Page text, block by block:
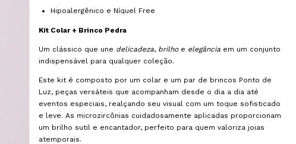
Hipoalergênico e Níquel Free
Kit Colar + Brinco Pedra
Um clássico que une delicadeza, brilhoe elegância em um conjunto
indispensável para qualquer coleção.
Este kit é composto por um colar e um par de brincos Ponto de
Luz, peças versáteis que acompanham desde o dia a dia até
eventos especiais, realçando seu visual com um toque sofisticado
e leve. As microzircônias cuidadosamente aplicadas proporcionam
um brilho sutil e encantador, perfeito para quem valoriza joias
atemporais.